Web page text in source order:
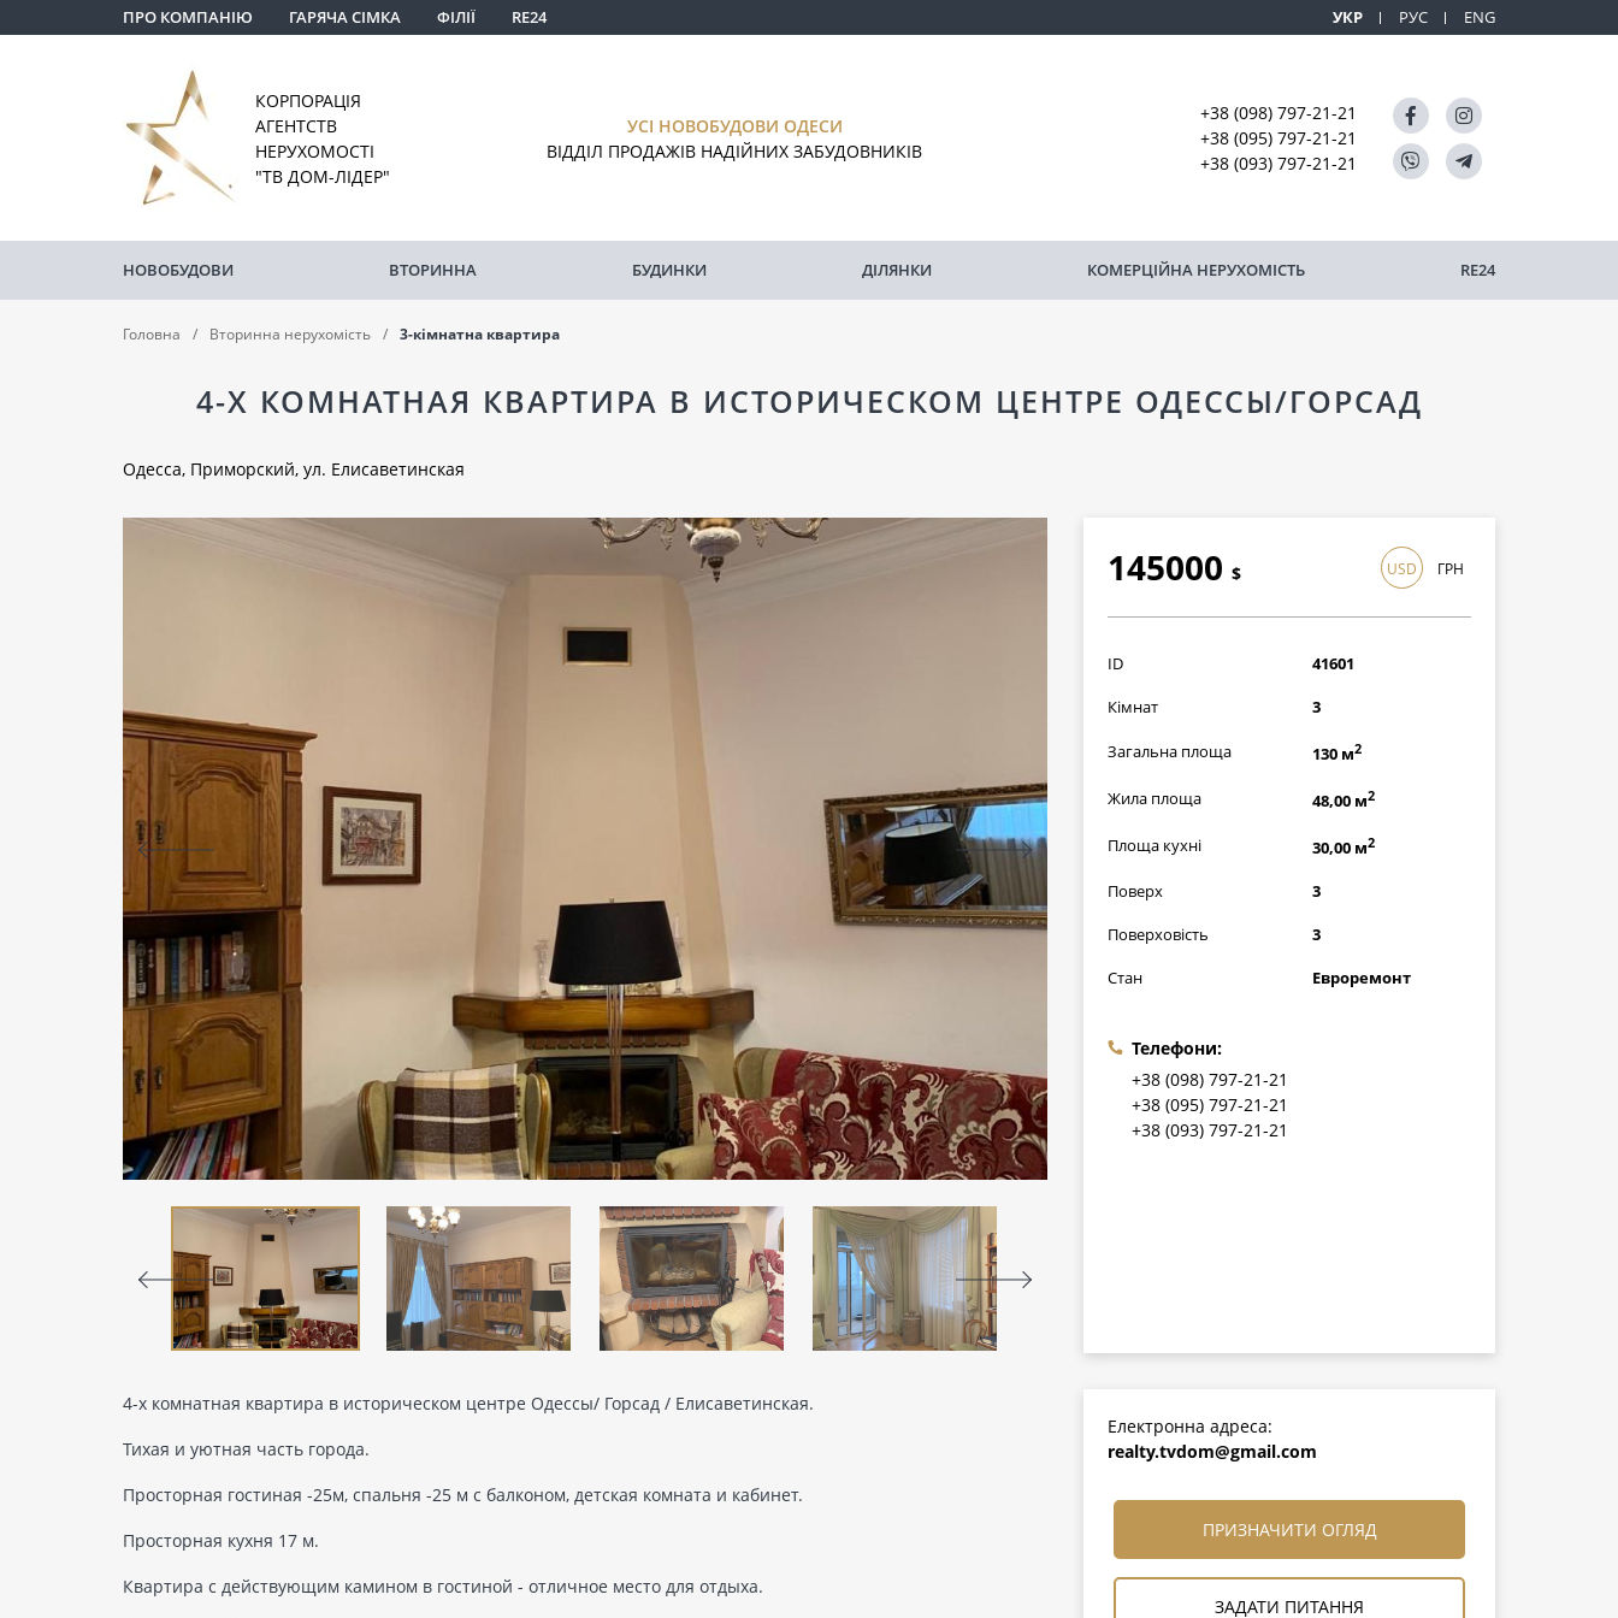
ПРО КОМПАНІЮ ГАРЯЧА СІМКА ФІЛІЇ RE24 УКР РУС ENG
КОРПОРАЦІЯ
АГЕНТСТВ
НЕРУХОМОСТІ
"ТВ ДОМ-ЛІДЕР"
УСІ НОВОБУДОВИ ОДЕСИ
ВІДДІЛ ПРОДАЖІВ НАДІЙНИХ ЗАБУДОВНИКІВ
+38 (098) 797-21-21
+38 (095) 797-21-21
+38 (093) 797-21-21
НОВОБУДОВИ ВТОРИННА БУДИНКИ ДІЛЯНКИ КОМЕРЦІЙНА НЕРУХОМІСТЬ RE24
Головна Вторинна нерухомість 3-кімнатна квартира
4-Х КОМНАТНАЯ КВАРТИРА В ИСТОРИЧЕСКОМ ЦЕНТРЕ ОДЕССЫ/ГОРСАД
Одесса, Приморский, ул. Елисаветинская
145000 $
4205000грн
USD ГРН
ID
41601
Кімнат
3
Загальна площа 130 м2
Жила площа 48,00 м2
Площа кухні 30,00 м2
Поверх
3
Поверховість
3
Стан
Евроремонт
Телефони:
+38 (098) 797-21-21
+38 (095) 797-21-21
+38 (093) 797-21-21
4-х комнатная квартира в историческом центре Одессы/ Горсад / Елисаветинская.
Тихая и уютная часть города.
Просторная гостиная -25м, спальня -25 м с балконом, детская комната и кабинет.
Просторная кухня 17 м.
Квартира с действующим камином в гостиной - отличное место для отдыха.
Електронна адреса:
realty.tvdom@gmail.com
ПРИЗНАЧИТИ ОГЛЯД
ЗАДАТИ ПИТАННЯ